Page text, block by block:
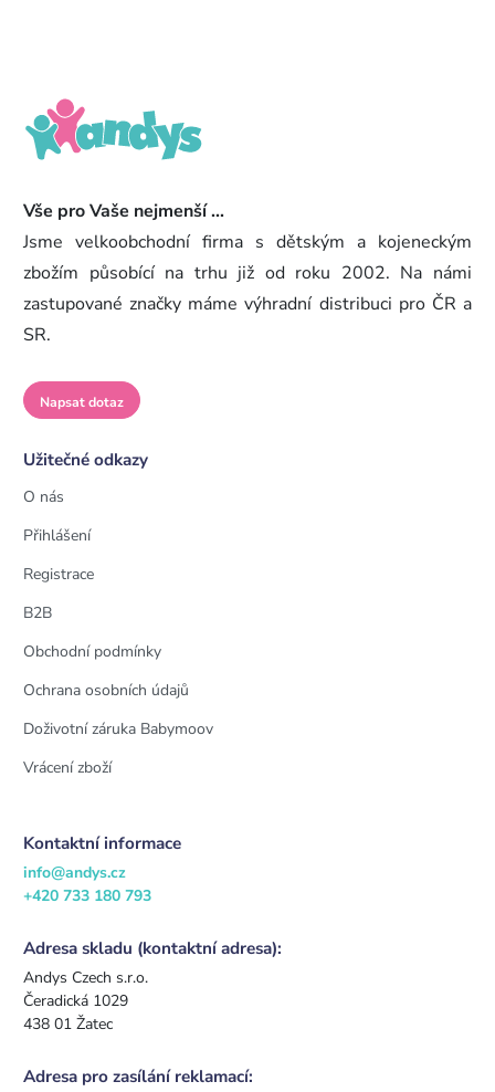
Vše pro Vaše nejmenší ...
Jsme velkoobchodní firma s dětským a kojeneckým
zbožím působící na trhu již od roku 2002. Na námi
zastupované značky máme výhradní distribuci pro ČR a
SR.
Napsat dotaz
Užitečné odkazy
O nás
Přihlášení
Registrace
B2B
Obchodní podmínky
Ochrana osobních údajů
Doživotní záruka Babymoov
Vrácení zboží
Kontaktní informace
info@andys.cz
+420 733 180 793
Adresa skladu (kontaktní adresa):
Andys Czech s.r.o.
Čeradická 1029
438 01 Žatec
Adresa pro zasílání reklamací: